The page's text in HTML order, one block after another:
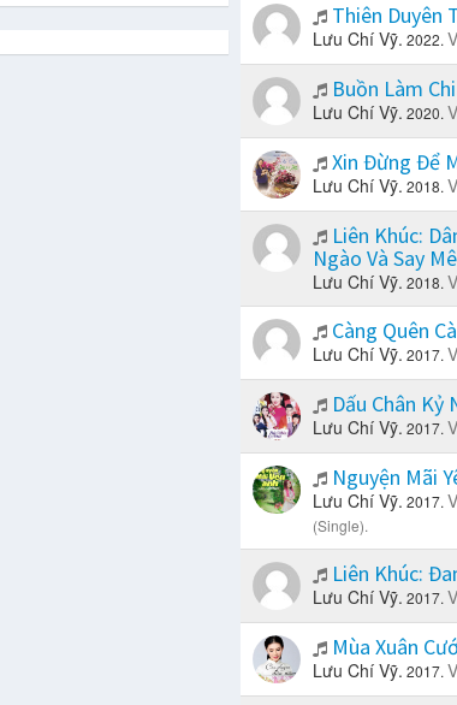
Thiên Duyên
Lưu Chí Vỹ. 2022.
Buồn Làm
Lưu Chí Vỹ. 2020.
Xin Đừng Để
Lưu Chí Vỹ. 2018.
Liên Khúc:
Ngào Và Say
Lưu Chí Vỹ. 2018.
Càng Quên
Lưu Chí Vỹ. 2017.
Dấu Chân Kỷ
Lưu Chí Vỹ. 2017.
Nguyện Mãi
Lưu Chí Vỹ. 2017.
(Single).
Liên Khúc:
Lưu Chí Vỹ. 2017.
Mùa Xuân
Lưu Chí Vỹ. 2017.